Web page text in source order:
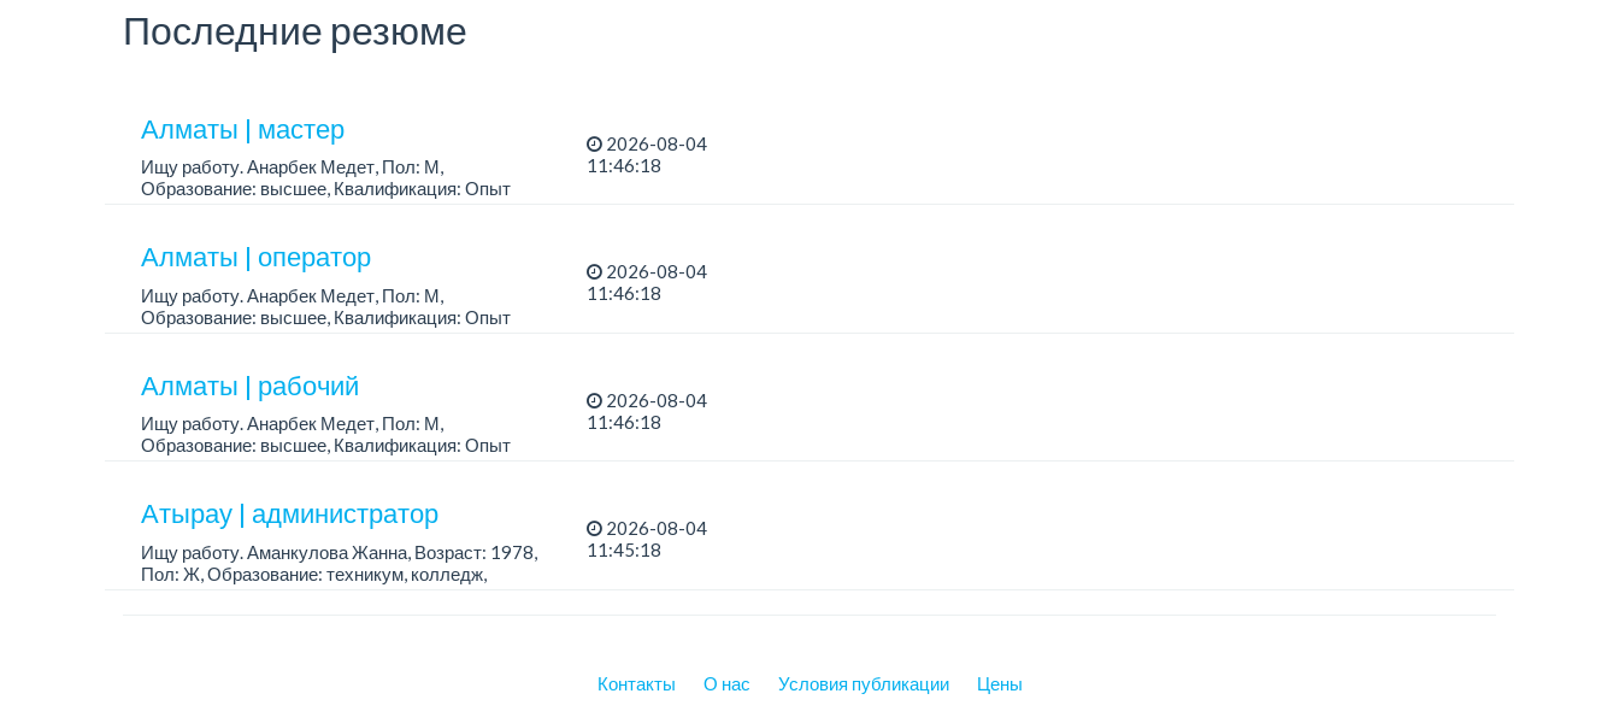
Последние резюме
Алматы | мастер
Ищу работу. Анарбек Медет, Пол: М,
Образование: высшее, Квалификация: Опыт
2026-08-04
11:46:18
Алматы | оператор
Ищу работу. Анарбек Медет, Пол: М,
Образование: высшее, Квалификация: Опыт
2026-08-04
11:46:18
Алматы | рабочий
Ищу работу. Анарбек Медет, Пол: М,
Образование: высшее, Квалификация: Опыт
2026-08-04
11:46:18
Атырау | администратор
Ищу работу. Аманкулова Жанна, Возраст: 1978,
Пол: Ж, Образование: техникум, колледж,
2026-08-04
11:45:18
Контакты О нас Условия публикации Цены